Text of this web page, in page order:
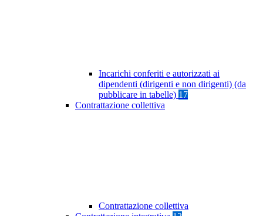
Incarichi conferiti e autorizzati ai
dipendenti (dirigenti e non dirigenti) (da
pubblicare in tabelle) 17
Contrattazione collettiva
Contrattazione collettiva